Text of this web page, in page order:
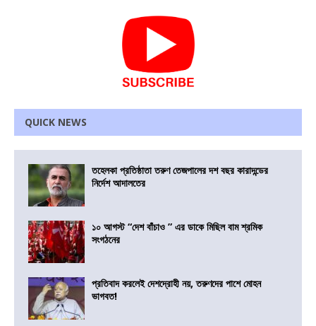
QUICK NEWS
তহেলকা প্রতিষ্ঠাতা তরুণ তেজপালের দশ বছর কারাদন্ডের
নির্দেশ আদালতের
১০ আগস্ট “দেশ বাঁচাও ” এর ডাকে মিছিল বাম শ্রমিক
সংগঠনের
প্রতিবাদ করলেই দেশদ্রোহী নয়, তরুণদের পাশে মোহন
ভাগবত!